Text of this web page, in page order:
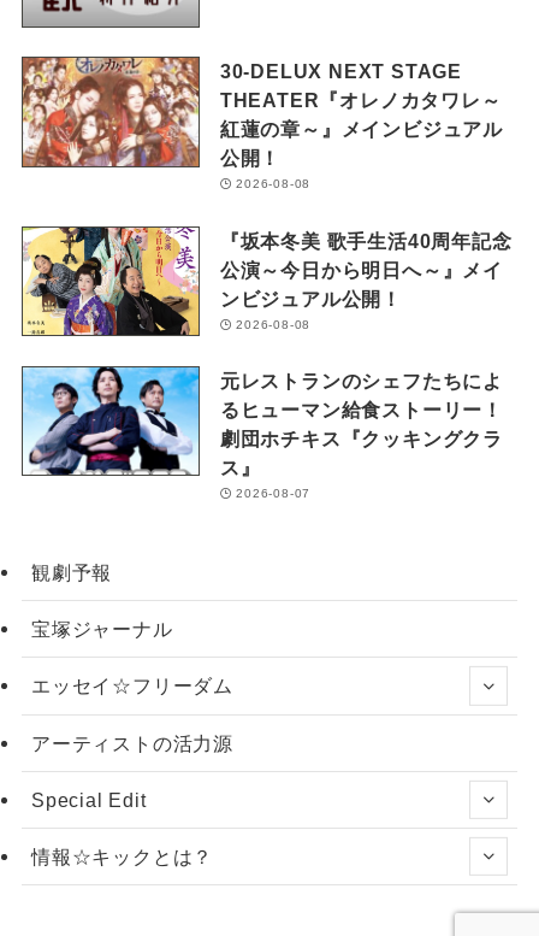
30-DELUX NEXT STAGE
THEATER『オレノカタワレ～
紅蓮の章～』メインビジュアル
公開！
2026-08-08
『坂本冬美 歌手生活40周年記念
公演～今日から明日へ～』メイ
ンビジュアル公開！
2026-08-08
元レストランのシェフたちによ
るヒューマン給食ストーリー！
劇団ホチキス『クッキングクラ
ス』
2026-08-07
観劇予報
宝塚ジャーナル
エッセイ☆フリーダム
アーティストの活力源
Special Edit
情報☆キックとは？